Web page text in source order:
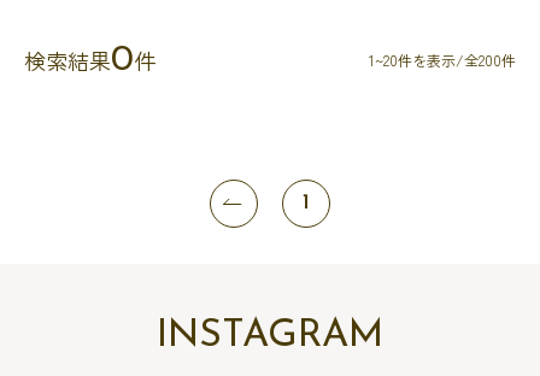
検索結果0件 1~20件を表示/全200件
1
INSTAGRAM